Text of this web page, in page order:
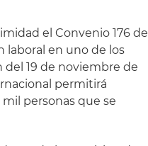
el Convenio 176 de
laboral en uno de los
del 19 de noviembre de
permitirá
personas que se